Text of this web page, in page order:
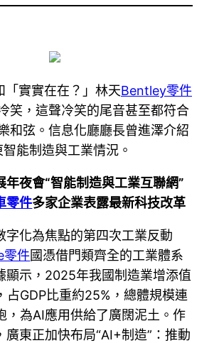
實實在在？」林天Bentley零件
笑，這聲冷笑的尾音甚至都符合
和弦。信息化廳廳長曾進澤介紹
智能制造與工業情況。
年夜會“智能制造與工業互聯網”
零件多家企業表露最新科技改革
字化為焦點的第四次工業反動
零件國憑借門類齊全的工業體系
顯示，2025年我國制造業增添值
占GDP比重約25%，總體規模連
，為AI應用供給了廣闊泥土。作
廣東正加快布局“AI+制造”：推動